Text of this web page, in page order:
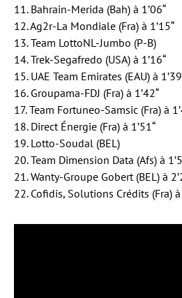
11. Bahrain-Merida (Bah) à 1’06“
12. Ag2r-La Mondiale (Fra) à 1’15“
13. Team LottoNL-Jumbo (P-B)
14. Trek-Segafredo (USA) à 1’16“
15. UAE Team Emirates (EAU) à
16. Groupama-FDJ (Fra) à 1’42“
17. Team Fortuneo-Samsic (Fra) à
18. Direct Énergie (Fra) à 1’51“
19. Lotto-Soudal (BEL)
20. Team Dimension Data (Afs) à
21. Wanty-Groupe Gobert (BEL) à
22. Cofidis, Solutions Crédits (Fra) à